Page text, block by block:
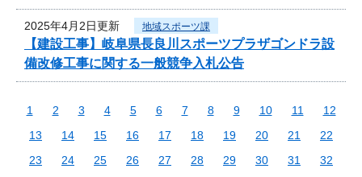
2025年4月2日更新 地域スポーツ課
【建設工事】岐阜県長良川スポーツプラザゴンドラ設
備改修工事に関する一般競争入札公告
1 2 3 4 5 6 7 8 9 10 11
12
13
14 15 16 17 18 19 20 21
22
23
24 25 26 27 28 29 30 31
32